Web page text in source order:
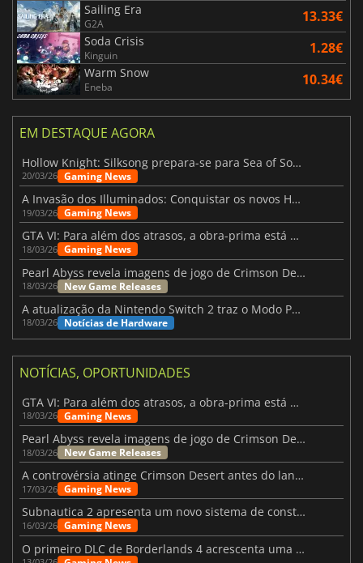
Sailing Era
G2A 13.33€
Soda Crisis
Kinguin 1.28€
Warm Snow
Eneba 10.34€
EM DESTAQUE AGORA
Hollow Knight: Silksong prepara-se para Sea of Sorrow com um patch
20/03/26 Gaming News
A Invasão dos Illuminados: Conquistar os novos Helldivers 2 Atualização!
19/03/26 Gaming News
GTA VI: Para além dos atrasos, a obra-prima está quase a chegar
18/03/26 Gaming News
Pearl Abyss revela imagens de jogo de Crimson Desert para a PS5
18/03/26 New Game Releases
A atualização da Nintendo Switch 2 traz o Modo Portátil aos jogos mais antigos da Switch
18/03/26 Notícias de Hardware
NOTÍCIAS, OPORTUNIDADES
GTA VI: Para além dos atrasos, a obra-prima está quase a chegar
18/03/26 Gaming News
Pearl Abyss revela imagens de jogo de Crimson Desert para a PS5
18/03/26 New Game Releases
A controvérsia atinge Crimson Desert antes do lançamento
17/03/26 Gaming News
Subnautica 2 apresenta um novo sistema de construção de bases
16/03/26 Gaming News
O primeiro DLC de Borderlands 4 acrescenta uma nova personagem e muito mais